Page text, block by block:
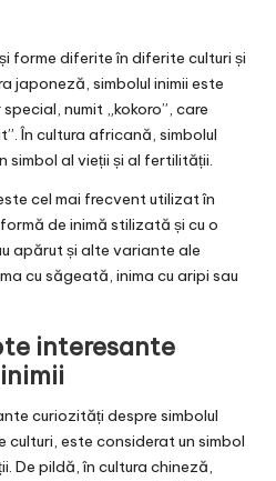
forme diferite în diferite culturi și
japoneză, simbolul inimii este
numit „kokoro”, care
În cultura africană, simbolul
simbol al vieții și al fertilității.
cel mai frecvent utilizat în
de inimă stilizată și cu o
apărut și alte variante ale
cu săgeată, inima cu aripi sau
interesante
curiozități despre simbolul
culturi, este considerat un simbol
De pildă, în cultura chineză,